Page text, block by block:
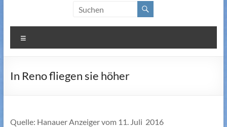
In Reno fliegen sie höher
Quelle: Hanauer Anzeiger vom 11. Juli 2016